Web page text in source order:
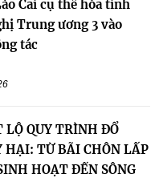
Cai cụ thể hóa tinh
Trung ương 3 vào
tác
LỘ QUY TRÌNH ĐỔ
HẠI: TỪ BÃI CHÔN LẤP
HOẠT ĐẾN SÔNG